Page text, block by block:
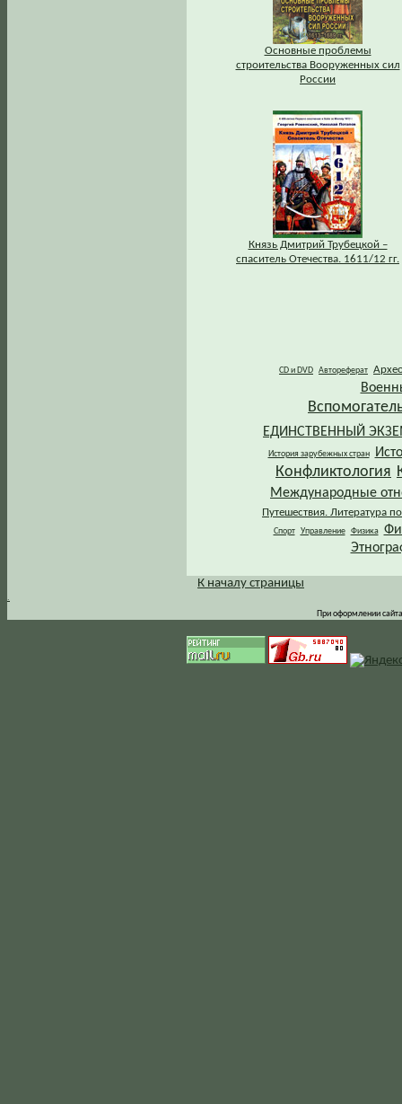
Основные проблемы
строительства Вооруженных сил
России
Князь Дмитрий Трубецкой –
спаситель Отечества. 1611/12 гг.
CD и DVD Автореферат
ЕДИНСТВЕННЫЙ
История зарубежных стран
Конфликтология
Международные
Путешествия. Литература
Спорт Управление Физика
.
К началу страницы
При оформлении